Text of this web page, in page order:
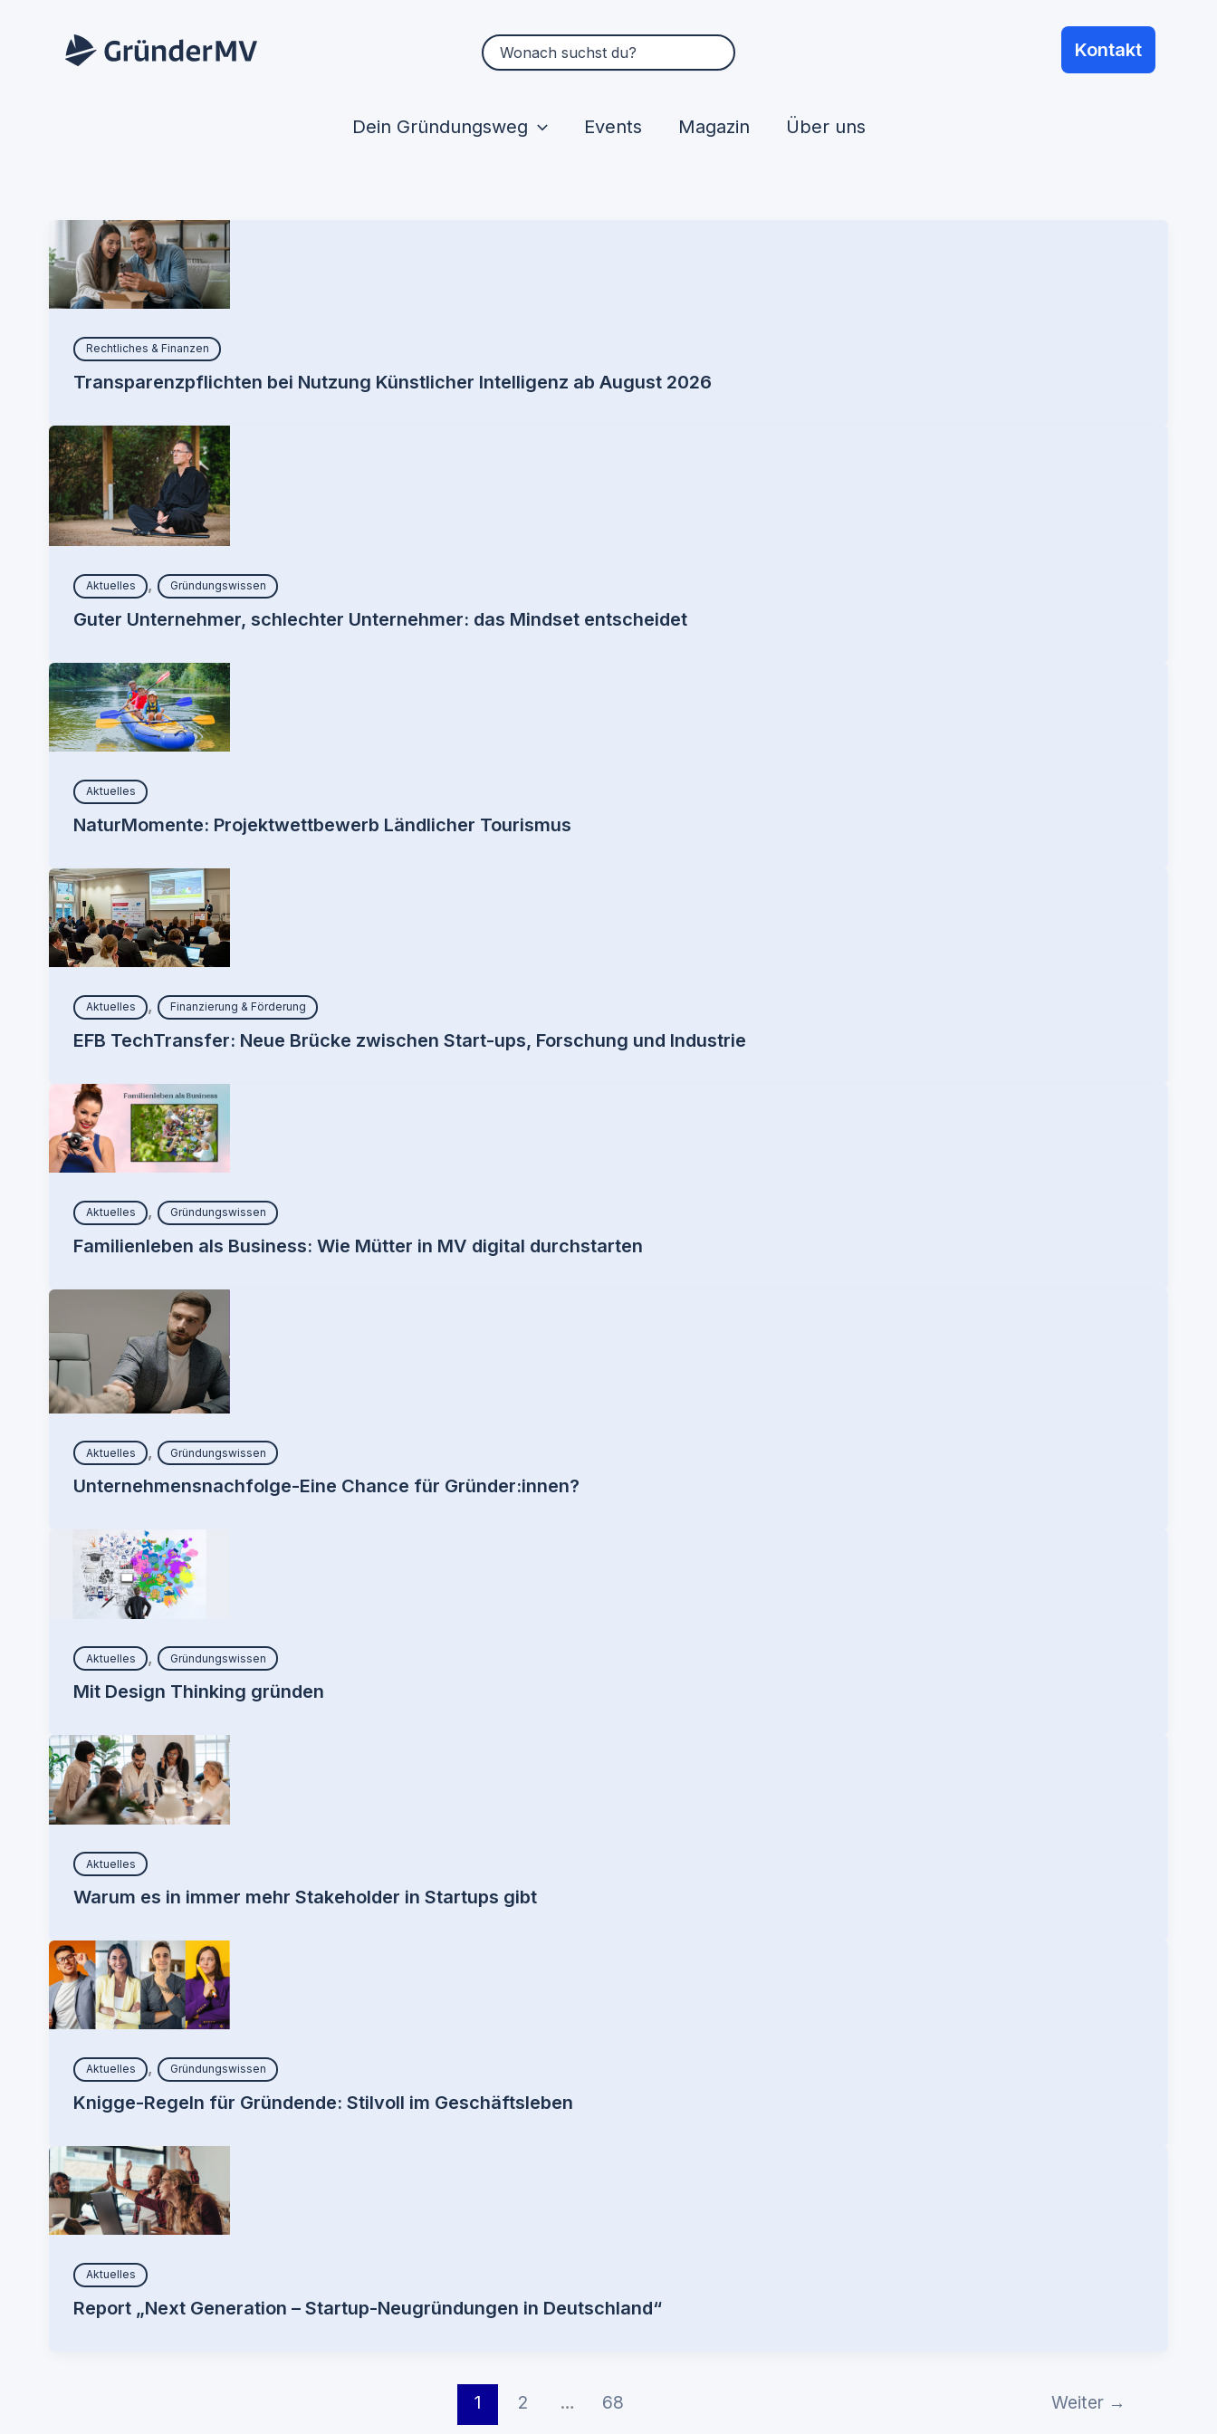
Suchen
nach:
Dein Gründungsweg Events Magazin Über uns
Kontakt
Rechtliches & Finanzen
Transparenzpflichten bei Nutzung Künstlicher Intelligenz ab August 2026
Aktuelles Gründungswissen
Guter Unternehmer, schlechter Unternehmer: das Mindset entscheidet
Aktuelles
NaturMomente: Projektwettbewerb Ländlicher Tourismus
Aktuelles , Finanzierung & Förderung
EFB TechTransfer: Neue Brücke zwischen Start-ups, Forschung und Industrie
Aktuelles , Gründungswissen
Familienleben als Business: Wie Mütter in MV digital durchstarten
Aktuelles Gründungswissen
Unternehmensnachfolge-Eine Chance für Gründer:innen?
Aktuelles Gründungswissen
Mit Design Thinking gründen
Aktuelles
Warum es in immer mehr Stakeholder in Startups gibt
Aktuelles , Gründungswissen
Knigge-Regeln für Gründende: Stilvoll im Geschäftsleben
Aktuelles
Report „Next Generation – Startup-Neugründungen in Deutschland“
1 2 … 68 Weiter →